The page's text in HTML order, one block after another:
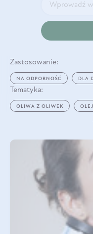
Zastosowanie:
NA ODPORNOŚĆ DLA
Tematyka:
OLIWA Z OLIWEK